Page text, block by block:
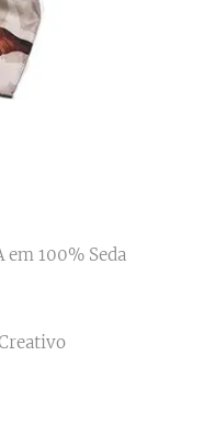
em 100% Seda